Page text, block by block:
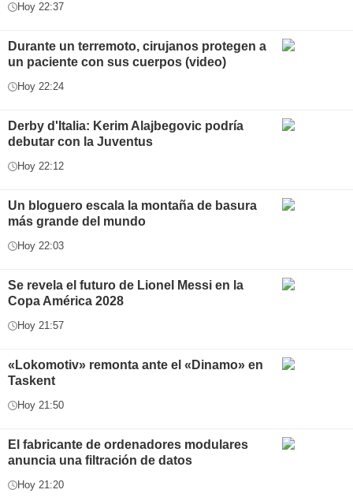
Hoy 22:37
Durante un terremoto, cirujanos protegen a
un paciente con sus cuerpos (video)
Hoy 22:24
Derby d'Italia: Kerim Alajbegovic podría
debutar con la Juventus
Hoy 22:12
Un bloguero escala la montaña de basura
más grande del mundo
Hoy 22:03
Se revela el futuro de Lionel Messi en la
Copa América 2028
Hoy 21:57
«Lokomotiv» remonta ante el «Dinamo» en
Taskent
Hoy 21:50
El fabricante de ordenadores modulares
anuncia una filtración de datos
Hoy 21:20